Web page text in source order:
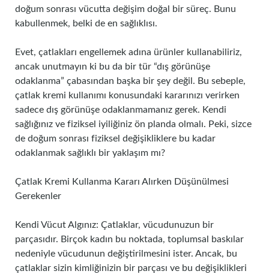
doğum sonrası vücutta değişim doğal bir süreç. Bunu
kabullenmek, belki de en sağlıklısı.
Evet, çatlakları engellemek adına ürünler kullanabiliriz,
ancak unutmayın ki bu da bir tür “dış görünüşe
odaklanma” çabasından başka bir şey değil. Bu sebeple,
çatlak kremi kullanımı konusundaki kararınızı verirken
sadece dış görünüşe odaklanmamanız gerek. Kendi
sağlığınız ve fiziksel iyiliğiniz ön planda olmalı. Peki, sizce
de doğum sonrası fiziksel değişikliklere bu kadar
odaklanmak sağlıklı bir yaklaşım mı?
Çatlak Kremi Kullanma Kararı Alırken Düşünülmesi
Gerekenler
Kendi Vücut Algınız: Çatlaklar, vücudunuzun bir
parçasıdır. Birçok kadın bu noktada, toplumsal baskılar
nedeniyle vücudunun değiştirilmesini ister. Ancak, bu
çatlaklar sizin kimliğinizin bir parçası ve bu değişiklikleri